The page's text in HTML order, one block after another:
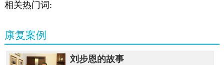
相关热门词:
康复案例
刘步恩的故事